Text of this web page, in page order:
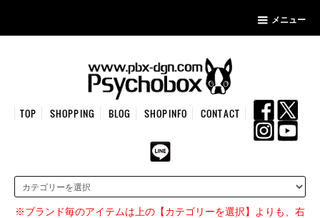
メニュー
TOP SHOPPING BLOG SHOPINFO CONTACT
※ブランド毎のアイテムは上の【カテゴリーを選択】よりも、右